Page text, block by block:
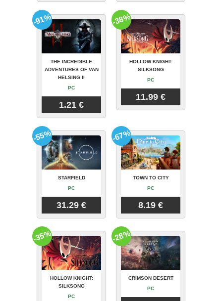
THE INCREDIBLE
ADVENTURES OF VAN
HELSING II
PC
1.21 €
-91%
HOLLOW KNIGHT:
SILKSONG
PC
11.99 €
-38%
STARFIELD
PC
31.29 €
-55%
TOWN TO CITY
PC
8.19 €
-67%
HOLLOW KNIGHT:
SILKSONG
PC
-35%
CRIMSON DESERT
PC
-28%